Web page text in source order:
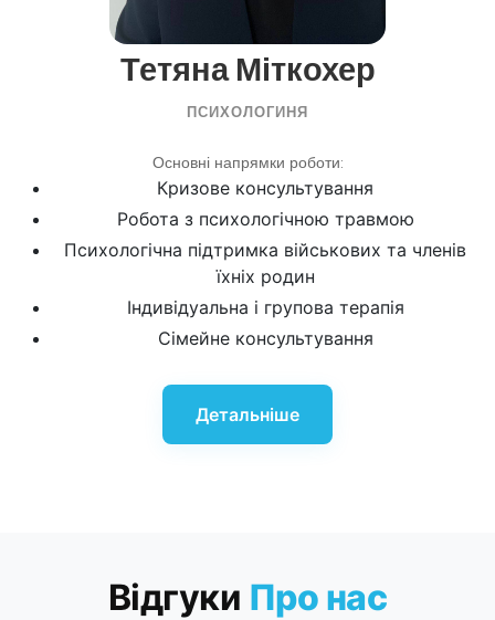
роботи печінки (гепатопротектори).
Метаболічні засоби, що сприяють
активізації обмінних процесів.
адаптований залежно від стану пацієнта і
його потреб.
Тетяна Міткохер
ПСИХОЛОГИНЯ
Основні напрямки роботи:
Кризове консультування
Робота з психологічною травмою
Психологічна підтримка військових та членів
їхніх родин
Індивідуальна і групова терапія
Сімейне консультування
Детальніше
Відгуки Про нас